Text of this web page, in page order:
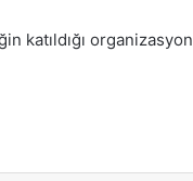
katıldığı